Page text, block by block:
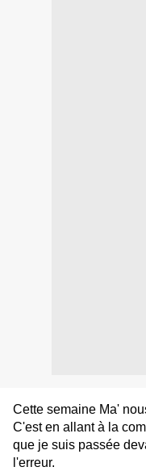
Cette semaine Ma'
C'est en allant à la
que je suis passée
l'erreur.